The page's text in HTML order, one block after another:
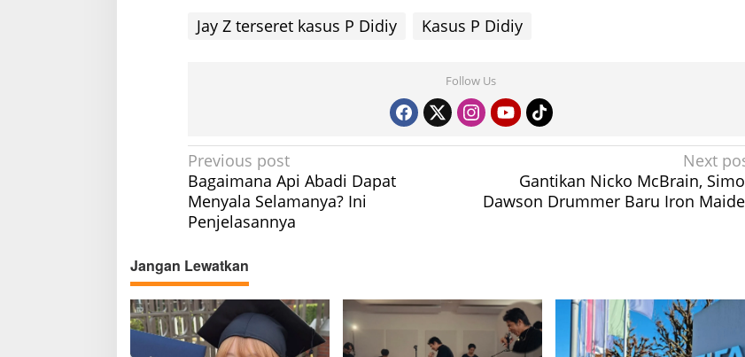
Jay Z terseret kasus P Didiy Kasus P Didiy
Follow Us
P
o
s
t
n
a
v
i
Previous post
Bagaimana Api Abadi Dapat
Menyala Selamanya? Ini
Penjelasannya
Next
Gantikan Nicko McBrain,
Dawson Drummer Baru Iron
Jangan Lewatkan